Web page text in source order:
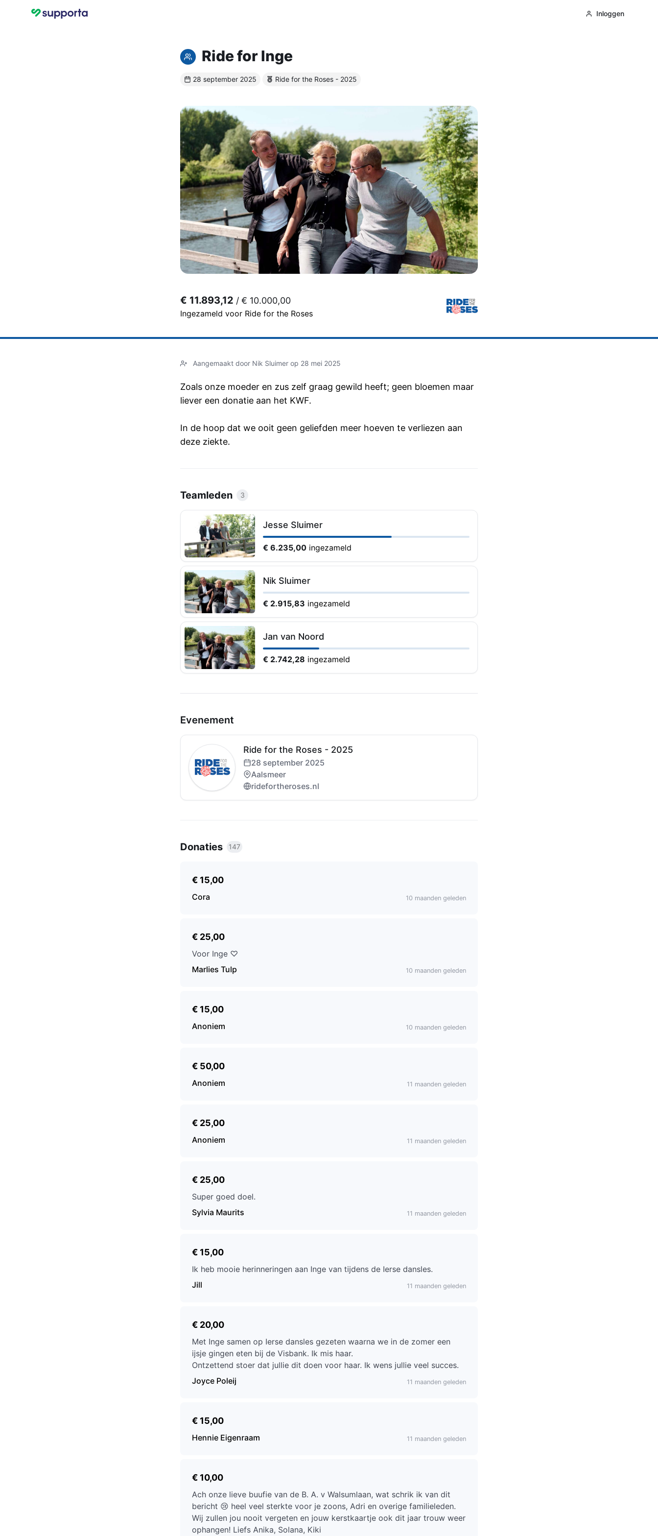
Inloggen
Ride for Inge
28 september 2025 Ride for the Roses - 2025
€ 11.893,12 / € 10.000,00
Ingezameld voor Ride for the Roses
Aangemaakt door Nik Sluimer op 28 mei 2025
Zoals onze moeder en zus zelf graag gewild heeft; geen bloemen maar
liever een donatie aan het KWF.
In de hoop dat we ooit geen geliefden meer hoeven te verliezen aan
deze ziekte.
Teamleden 3
Jesse Sluimer
€ 6.235,00ingezameld
Nik Sluimer
€ 2.915,83 ingezameld
Jan van Noord
€ 2.742,28 ingezameld
Evenement
Ride for the Roses - 2025
28 september 2025
Aalsmeer
ridefortheroses.nl
Donaties 147
€ 15,00
Cora 10 maanden geleden
€ 25,00
Voor Inge ♡
Marlies Tulp
10 maanden geleden
€ 15,00
Anoniem 10 maanden geleden
€ 50,00
Anoniem 11 maanden geleden
€ 25,00
Anoniem 11 maanden geleden
€ 25,00
Super goed doel.
Sylvia Maurits
11 maanden geleden
€ 15,00
Ik heb mooie herinneringen aan Inge van tijdens de Ierse dansles.
Jill
11 maanden geleden
€ 20,00
Met Inge samen op Ierse dansles gezeten waarna we in de zomer een
ijsje gingen eten bij de Visbank. Ik mis haar.
Ontzettend stoer dat jullie dit doen voor haar. Ik wens jullie veel succes.
Joyce Poleij
11 maanden geleden
€ 15,00
Hennie Eigenraam 11 maanden geleden
€ 10,00
Ach onze lieve buufie van de B. A. v Walsumlaan, wat schrik ik van dit
bericht 😢 heel veel sterkte voor je zoons, Adri en overige familieleden.
Wij zullen jou nooit vergeten en jouw kerstkaartje ook dit jaar trouw weer
ophangen! Liefs Anika, Solana, Kiki